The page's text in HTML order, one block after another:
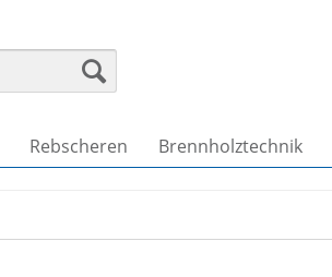
Rebscheren Brennholztechnik